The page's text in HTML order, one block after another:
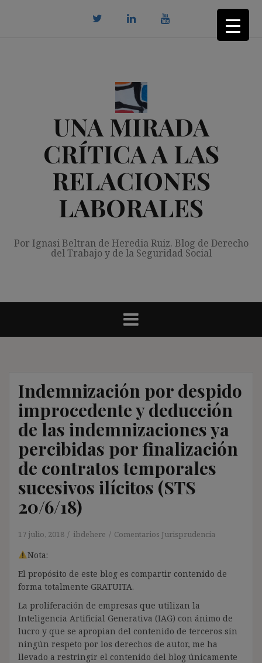
UNA MIRADA
CRÍTICA A LAS
RELACIONES
LABORALES
Por Ignasi Beltran de Heredia Ruiz. Blog de Derecho
del Trabajo y de la Seguridad Social
Indemnización por despido
improcedente y deducción
de las indemnizaciones ya
percibidas por finalización
de contratos temporales
sucesivos ilícitos (STS
20/6/18)
17 julio, 2018 ibdehere Comentarios Jurisprudencia
Nota:
El propósito de este blog es compartir contenido de
forma totalmente GRATUITA.
La proliferación de empresas que utilizan la
Inteligencia Artificial Generativa (IAG) con ánimo de
lucro y que se apropian del contenido de terceros sin
ningún respeto por los derechos de autor, me ha
llevado a restringir el contenido del blog únicamente